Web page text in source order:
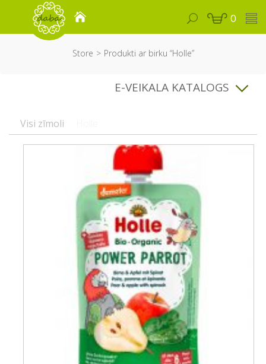
0
Store Produkti ar birku “Holle”
E-VEIKALA KATALOGS
Visi zīmoli